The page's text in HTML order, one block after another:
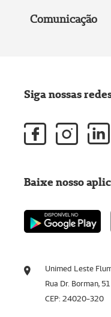
Comunicação
Unimed Leste
Rua Dr. Borman,
CEP: 24020-320
Siga nossas
Baixe nosso